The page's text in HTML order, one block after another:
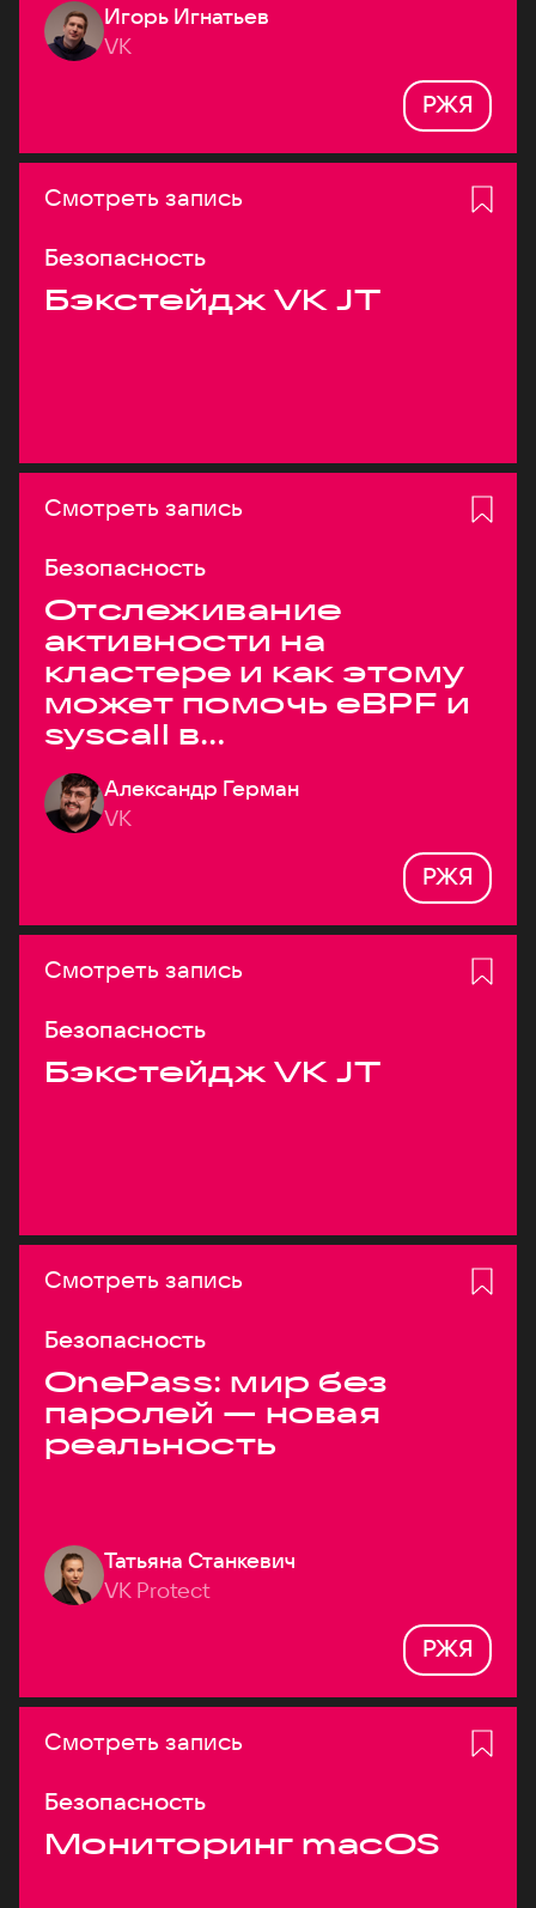
Игорь Игнатьев
VK
РЖЯ
Смотреть запись
Безопасность
Бэкстейдж VK JT
Смотреть запись
Безопасность
Отслеживание
активности на
кластере и как этому
может помочь eBPF и
syscall в
высоконагруженных
системах
Александр Герман
VK
РЖЯ
Смотреть запись
Безопасность
Бэкстейдж VK JT
Смотреть запись
Безопасность
OnePass: мир без
паролей — новая
реальность
Татьяна Станкевич
VK Protect
РЖЯ
Смотреть запись
Безопасность
Мониторинг macOS